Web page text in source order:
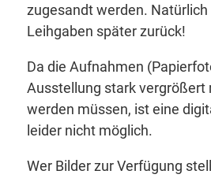
zugesandt werden. Natürlich
Leihgaben später zurück!
Da die Aufnahmen
Ausstellung stark vergrößert
werden müssen, ist eine
leider nicht möglich.
Wer Bilder zur Verfügung